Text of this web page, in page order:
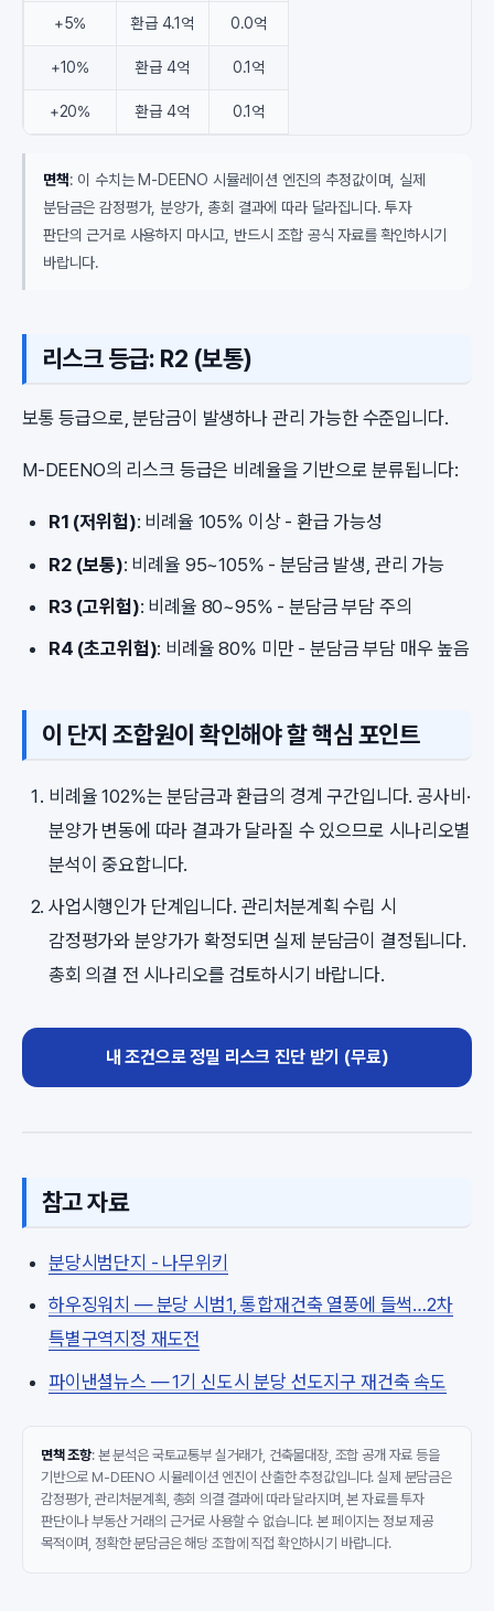
+5% 환급 4.1억 0.0억
+10% 환급 4억 0.1억
+20% 환급 4억 0.1억
면책: 이 수치는 M-DEENO 시뮬레이션 엔진의 추정값이며, 실제
분담금은 감정평가, 분양가, 총회 결과에 따라 달라집니다. 투자
판단의 근거로 사용하지 마시고, 반드시 조합 공식 자료를 확인하시기
바랍니다.
리스크 등급: R2 (보통)
보통 등급으로, 분담금이 발생하나 관리 가능한 수준입니다.
M-DEENO의 리스크 등급은 비례율을 기반으로 분류됩니다:
R1 (저위험): 비례율 105% 이상 - 환급 가능성
R2 (보통): 비례율 95~105% - 분담금 발생, 관리 가능
R3 (고위험): 비례율 80~95% - 분담금 부담 주의
R4 (초고위험): 비례율 80% 미만 - 분담금 부담 매우 높음
이 단지 조합원이 확인해야 할 핵심 포인트
비례율 102%는 분담금과 환급의 경계 구간입니다. 공사비·
분양가 변동에 따라 결과가 달라질 수 있으므로 시나리오별
분석이 중요합니다.
사업시행인가 단계입니다. 관리처분계획 수립 시
감정평가와 분양가가 확정되면 실제 분담금이 결정됩니다.
총회 의결 전 시나리오를 검토하시기 바랍니다.
내 조건으로 정밀 리스크 진단 받기 (무료)
참고 자료
분당시범단지 - 나무위키
하우징워치 — 분당 시범1, 통합재건축 열풍에 들썩…2차
특별구역지정 재도전
파이낸셜뉴스 — 1기 신도시 분당 선도지구 재건축 속도
면책 조항: 본 분석은 국토교통부 실거래가, 건축물대장, 조합 공개 자료 등을
기반으로 M-DEENO 시뮬레이션 엔진이 산출한 추정값입니다. 실제 분담금은
감정평가, 관리처분계획, 총회 의결 결과에 따라 달라지며, 본 자료를 투자
판단이나 부동산 거래의 근거로 사용할 수 없습니다. 본 페이지는 정보 제공
목적이며, 정확한 분담금은 해당 조합에 직접 확인하시기 바랍니다.